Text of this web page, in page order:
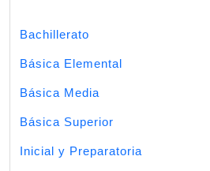
Bachillerato
Básica Elemental
Básica Media
Básica Superior
Inicial y Preparatoria